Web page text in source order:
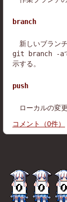
branch
新しいブラン
git branch -a
示する。
push
ローカルの変
コメント
（0件）